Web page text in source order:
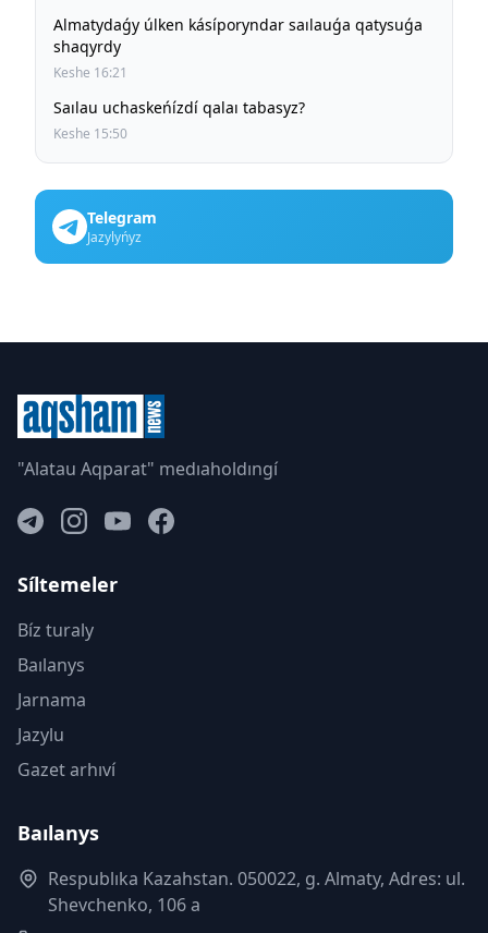
Almatydaǵy úlken kásíporyndar saılauǵa qatysuǵa
shaqyrdy
Keshe 16:21
Saılau uchaskeńízdí qalaı tabasyz?
Keshe 15:50
Telegram
Jazylyńyz
"Alatau Aqparat" medıaholdıngí
Síltemeler
Bíz turaly
Baılanys
Jarnama
Jazylu
Gazet arhıví
Baılanys
Respublıka Kazahstan. 050022, g. Almaty, Adres: ul.
Shevchenko, 106 a